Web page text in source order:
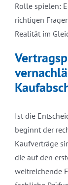
Rolle spielen:
richtigen
Realität im
Ist die
beginnt der
Kaufverträge
die auf den
weitreichende